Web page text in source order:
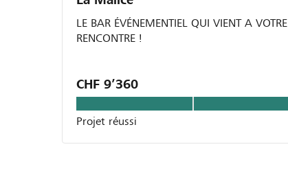
LE BAR ÉVÉNEMENTIEL QUI VIENT A VOTRE
RENCONTRE !
CHF 9’360
Projet réussi